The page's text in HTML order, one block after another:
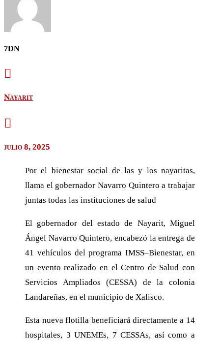
7DN

Nayarit

julio 8, 2025
Por el bienestar social de las y los nayaritas,
llama el gobernador Navarro Quintero a trabajar
juntas todas las instituciones de salud
El gobernador del estado de Nayarit, Miguel
Ángel Navarro Quintero, encabezó la entrega de
41 vehículos del programa IMSS–Bienestar, en
un evento realizado en el Centro de Salud con
Servicios Ampliados (CESSA) de la colonia
Landareñas, en el municipio de Xalisco.
Esta nueva flotilla beneficiará directamente a 14
hospitales, 3 UNEMEs, 7 CESSAs, así como a